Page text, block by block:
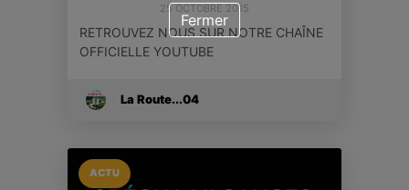
25 OCTOBRE 2015
RETROUVEZ NOUS SUR NOTRE CHAÎNE
OFFICIELLE YOUTUBE
La Route...04
ACTU
Fermer